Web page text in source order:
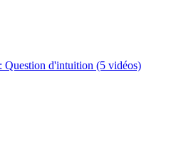
Question d'intuition (5 vidéos)